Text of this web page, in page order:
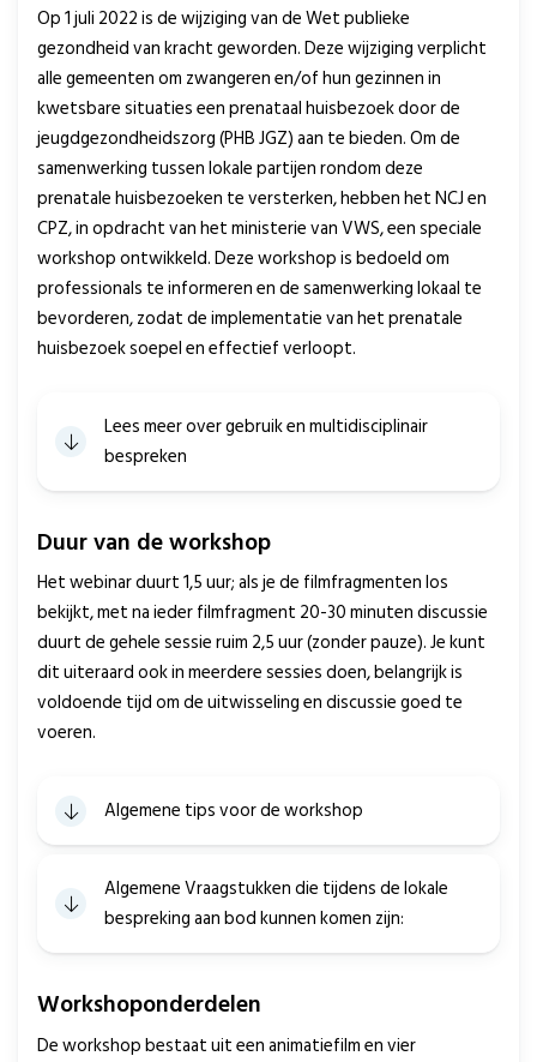
Op 1 juli 2022 is de wijziging van de Wet publieke
gezondheid van kracht geworden. Deze wijziging verplicht
alle gemeenten om zwangeren en/of hun gezinnen in
kwetsbare situaties een prenataal huisbezoek door de
jeugdgezondheidszorg (PHB JGZ) aan te bieden. Om de
samenwerking tussen lokale partijen rondom deze
prenatale huisbezoeken te versterken, hebben het NCJ en
CPZ, in opdracht van het ministerie van VWS, een speciale
workshop ontwikkeld. Deze workshop is bedoeld om
professionals te informeren en de samenwerking lokaal te
bevorderen, zodat de implementatie van het prenatale
huisbezoek soepel en effectief verloopt.
Lees meer over gebruik en multidisciplinair
bespreken
Duur van de workshop
Het webinar duurt 1,5 uur; als je de filmfragmenten los
bekijkt, met na ieder filmfragment 20-30 minuten discussie
duurt de gehele sessie ruim 2,5 uur (zonder pauze). Je kunt
dit uiteraard ook in meerdere sessies doen, belangrijk is
voldoende tijd om de uitwisseling en discussie goed te
voeren.
Algemene tips voor de workshop
Algemene Vraagstukken die tijdens de lokale
bespreking aan bod kunnen komen zijn:
Workshoponderdelen
De workshop bestaat uit een animatiefilm en vier